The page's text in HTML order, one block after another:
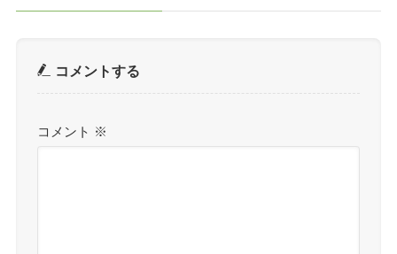
コメントする
コメント ※